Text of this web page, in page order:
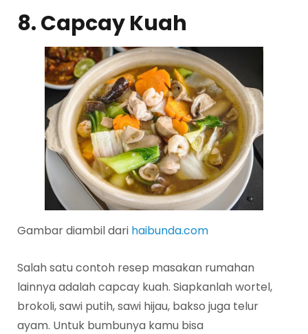
8. Capcay Kuah
Gambar diambil dari haibunda.com
Salah satu contoh resep masakan rumahan
lainnya adalah capcay kuah. Siapkanlah wortel,
brokoli, sawi putih, sawi hijau, bakso juga telur
ayam. Untuk bumbunya kamu bisa